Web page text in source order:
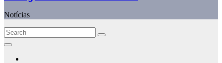
Notícias